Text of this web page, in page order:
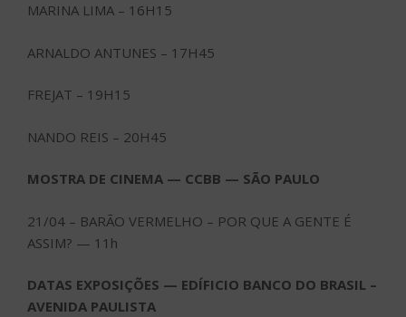
MARINA LIMA – 16H15
ARNALDO ANTUNES – 17H45
FREJAT – 19H15
NANDO REIS – 20H45
MOSTRA DE CINEMA — CCBB — SÃO PAULO
21/04 – BARÃO VERMELHO – POR QUE A GENTE É
ASSIM? — 11h
DATAS EXPOSIÇÕES — EDÍFICIO BANCO DO BRASIL –
AVENIDA PAULISTA